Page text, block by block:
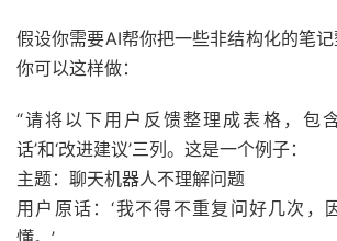
假设你需要AI帮你把一些非结构化的笔记
你可以这样做：
“请将以下用户反馈整理成表格，包含
话’和‘改进建议’三列。这是一个例子：
主题：聊天机器人不理解问题
用户原话：‘我不得不重复问好几次，